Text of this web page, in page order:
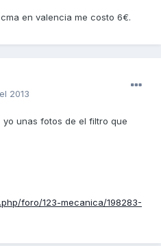
en valencia me costo 6€.
2013
yo unas fotos de el filtro que
foro/123-mecanica/198283-